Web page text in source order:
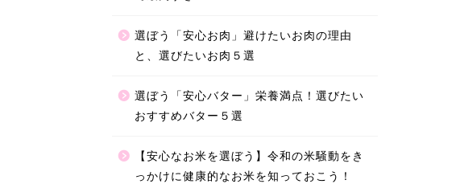
選ぼう「安心お肉」避けたいお肉の理由
と、選びたいお肉５選
選ぼう「安心バター」栄養満点！選びたい
おすすめバター５選
【安心なお米を選ぼう】令和の米騒動をき
っかけに健康的なお米を知っておこう！